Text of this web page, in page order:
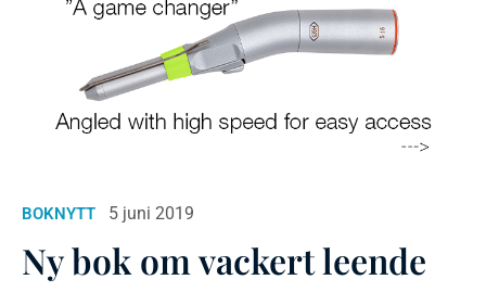
BOKNYTT 5 juni 2019
Ny bok om vackert leende